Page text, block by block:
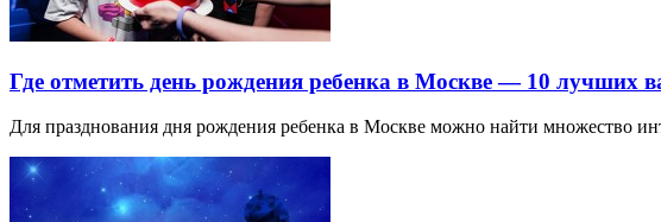
Где отметить день рождения ребенка в Москве — 10 лучших
Для празднования дня рождения ребенка в Москве можно найти множество